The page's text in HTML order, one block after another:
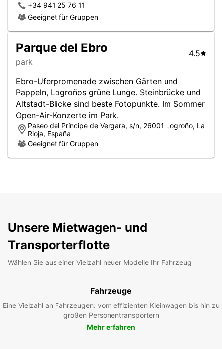
+34 941 25 76 11
Geeignet für Gruppen
Parque del Ebro
park
4.5
Ebro-Uferpromenade zwischen Gärten und
Pappeln, Logroños grüne Lunge. Steinbrücke und
Altstadt-Blicke sind beste Fotopunkte. Im Sommer
Open-Air-Konzerte im Park.
Paseo del Príncipe de Vergara, s/n, 26001 Logroño, La
Rioja, España
Geeignet für Gruppen
Unsere Mietwagen- und
Transporterflotte
Wählen Sie aus einer Vielzahl neuer Modelle Ihr Fahrzeug
Fahrzeuge
Eine Vielzahl an Fahrzeugen: vom effizienten Kleinwagen bis hin zu
großen Personentransportern
Mehr erfahren